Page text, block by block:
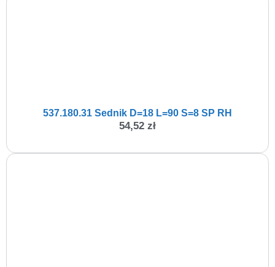
537.180.31 Sednik D=18 L=90 S=8 SP RH
54,52 zł